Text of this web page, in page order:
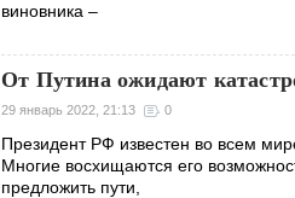
виновника –
От Путина ожидают
29 январь 2022, 21:13 0
Президент РФ известен во всем
Многие восхищаются его
предложить пути,